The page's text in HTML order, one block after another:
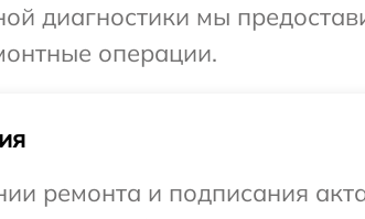
диагностики мы
операции.
ремонта и подписания